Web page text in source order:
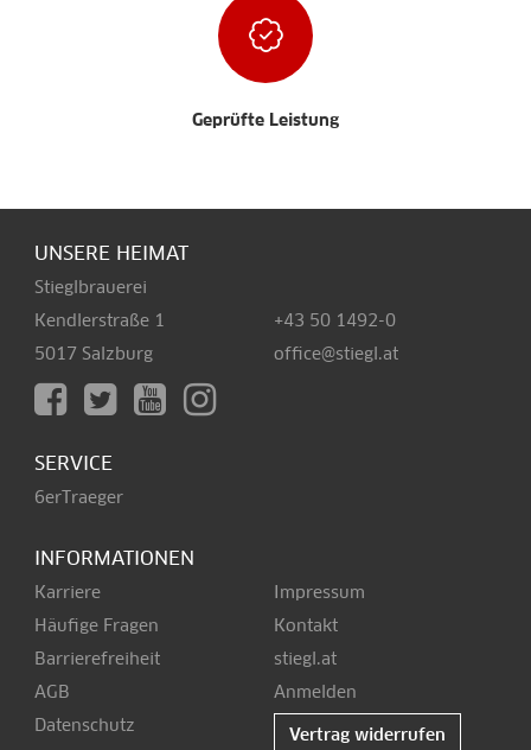
Geprüfte Leistung
UNSERE HEIMAT
Stieglbrauerei
Kendlerstraße 1
5017 Salzburg
+43 50 1492-0
office@stiegl.at
SERVICE
6erTraeger
INFORMATIONEN
Karriere
Häufige Fragen
Barrierefreiheit
AGB
Datenschutz
Impressum
Kontakt
stiegl.at
Anmelden
Vertrag widerrufen